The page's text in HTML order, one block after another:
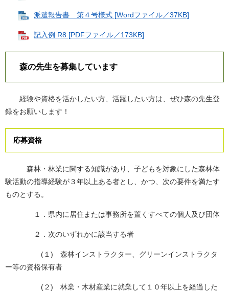
派遣報告書 第４号様式 [Wordファイル／37KB]
記入例 R8 [PDFファイル／173KB]
森の先生を募集しています
経験や資格を活かしたい方、活躍したい方は、ぜひ森の先生登
録をお願いします！
応募資格
森林・林業に関する知識があり、子どもを対象にした森林体
験活動の指導経験が３年以上ある者とし、かつ、次の要件を満たす
ものとする。
１．県内に居住または事務所を置くすべての個人及び団体
２．次のいずれかに該当する者
(１) 森林インストラクター、グリーンインストラクタ
ー等の資格保有者
(２) 林業・木材産業に就業して１０年以上を経過した